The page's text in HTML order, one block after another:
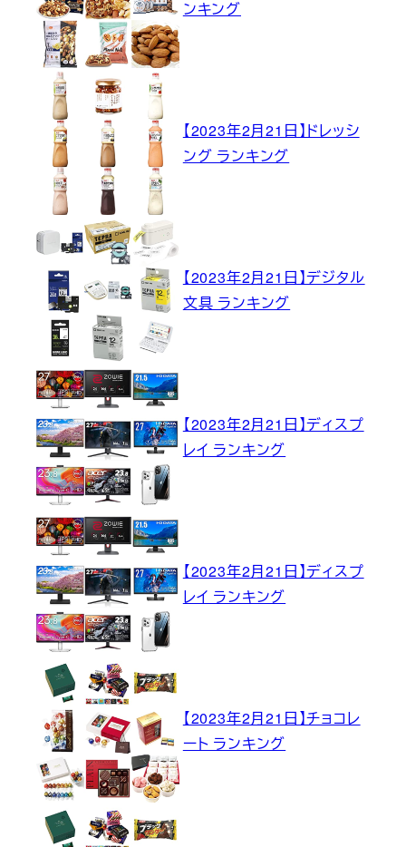
ンキング
【2023年2月21日】ドレッシ
ング ランキング
【2023年2月21日】デジタル
文具 ランキング
【2023年2月21日】ディスプ
レイ ランキング
【2023年2月21日】ディスプ
レイ ランキング
【2023年2月21日】チョコレ
ート ランキング